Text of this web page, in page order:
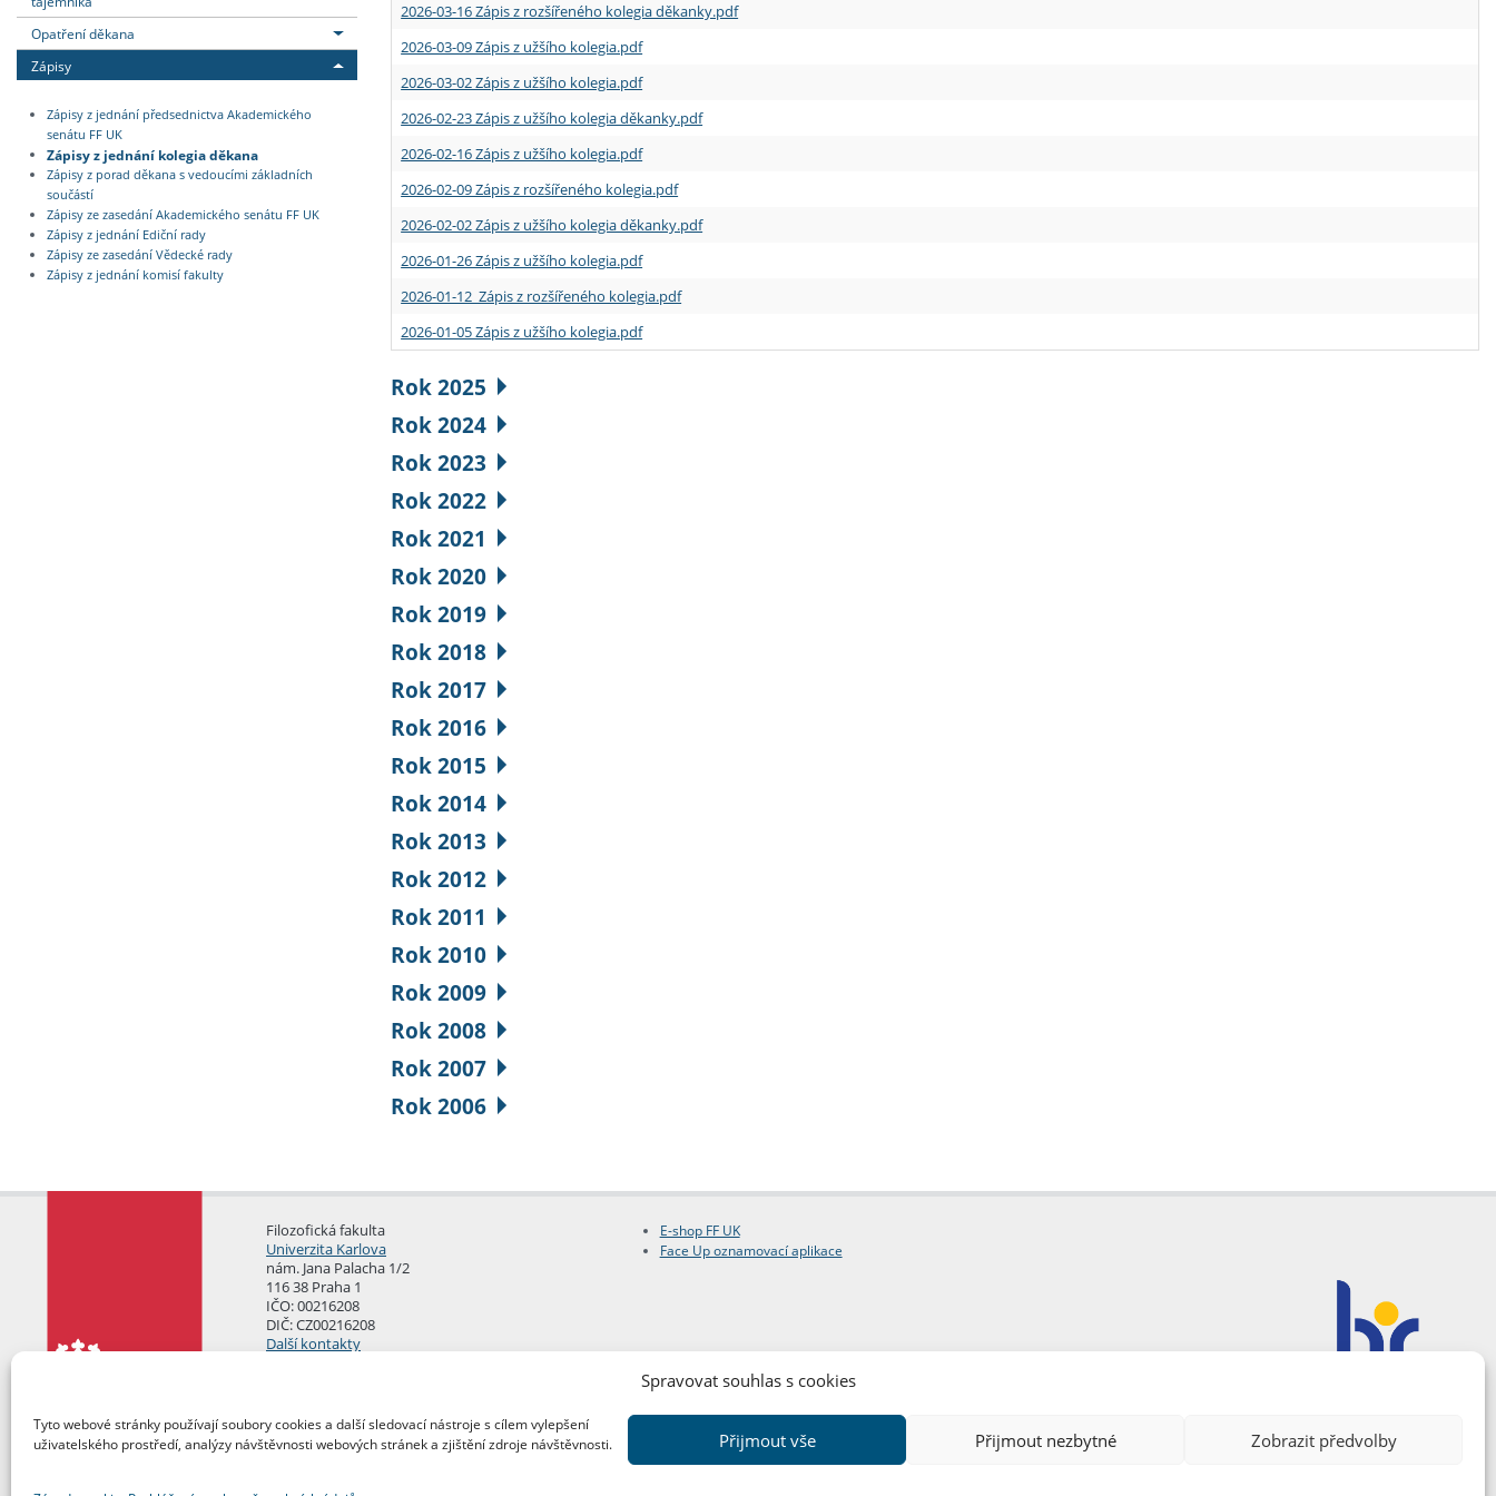
Spravovat souhlas s cookies
Tyto webové stránky používají soubory cookies a další sledovací nástroje s cílem vylepšení
uživatelského prostředí, analýzy návštěvnosti webových stránek a zjištění zdroje návštěvnosti.
Přijmout vše Přijmout nezbytné Zobrazit předvolby
Opatření děkana
Zápisy
Zápisy z jednání předsednictva Akademického
senátu FF UK
Zápisy z jednání kolegia děkana
Zápisy z porad děkana s vedoucími základních
součástí
Zápisy ze zasedání Akademického senátu FF UK
Zápisy z jednání Ediční rady
Zápisy ze zasedání Vědecké rady
Zápisy z jednání komisí fakulty
2026-03-16 Zápis z rozšířeného kolegia děkanky.pdf
2026-03-09 Zápis z užšího kolegia.pdf
2026-03-02 Zápis z užšího kolegia.pdf
2026-02-23 Zápis z užšího kolegia děkanky.pdf
2026-02-16 Zápis z užšího kolegia.pdf
2026-02-09 Zápis z rozšířeného kolegia.pdf
2026-02-02 Zápis z užšího kolegia děkanky.pdf
2026-01-26 Zápis z užšího kolegia.pdf
2026-01-12 Zápis z rozšířeného kolegia.pdf
2026-01-05 Zápis z užšího kolegia.pdf
Rok 2025
Rok 2024
Rok 2023
Rok 2022
Rok 2021
Rok 2020
Rok 2019
Rok 2018
Rok 2017
Rok 2016
Rok 2015
Rok 2014
Rok 2013
Rok 2012
Rok 2011
Rok 2010
Rok 2009
Rok 2008
Rok 2007
Rok 2006
Filozofická fakulta
Univerzita Karlova
nám. Jana Palacha 1/2
116 38 Praha 1
IČO: 00216208
DIČ: CZ00216208
Další kontakty
E-shop FF UK
Face Up oznamovací aplikace